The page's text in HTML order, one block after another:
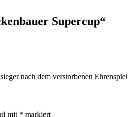
Supercup“
nach dem verstorbenen
mit * markiert